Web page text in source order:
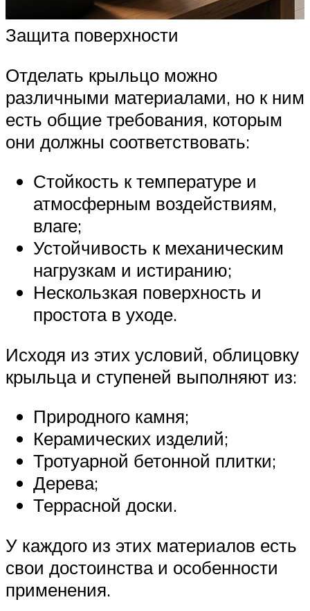
Защита поверхности
Отделать крыльцо можно
различными материалами, но к ним
есть общие требования, которым
они должны соответствовать:
Стойкость к температуре и
атмосферным воздействиям,
влаге;
Устойчивость к механическим
нагрузкам и истиранию;
Нескользкая поверхность и
простота в уходе.
Исходя из этих условий, облицовку
крыльца и ступеней выполняют из:
Природного камня;
Керамических изделий;
Тротуарной бетонной плитки;
Дерева;
Террасной доски.
У каждого из этих материалов есть
свои достоинства и особенности
применения.